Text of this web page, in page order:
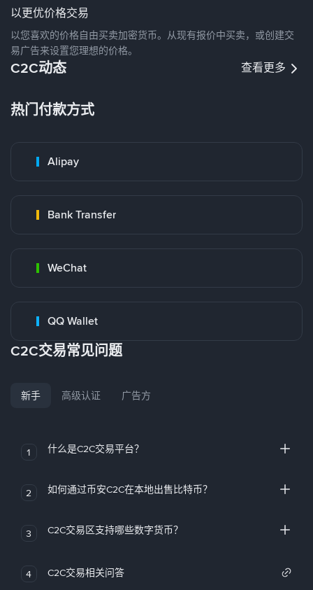
以更优价格交易
以您喜欢的价格自由买卖加密货币。从现有报价中买卖，或创建交
易广告来设置您理想的价格。
C2C动态 查看更多
热门付款方式
Alipay
Bank Transfer
WeChat
QQ Wallet
C2C交易常见问题
新手 高级认证 广告方
1 什么是C2C交易平台？
2 如何通过币安C2C在本地出售比特币？
3 C2C交易区支持哪些数字货币？
4 C2C交易相关问答